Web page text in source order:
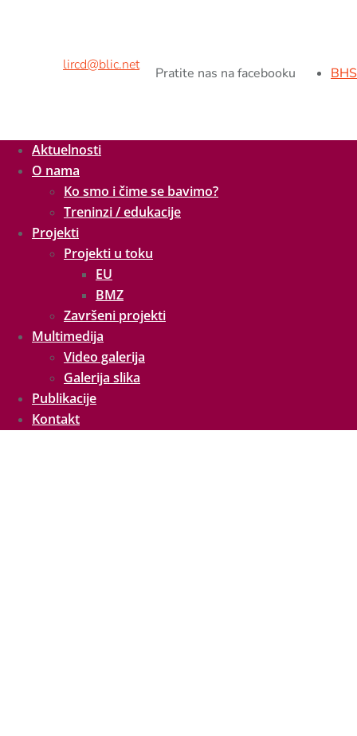
Pratite nas na facebooku BHS
Aktuelnosti
O nama
Ko smo i čime se bavimo?
Treninzi / edukacije
Projekti
Projekti u toku
EU
BMZ
Završeni projekti
Multimedija
Video galerija
Galerija slika
Publikacije
Kontakt
lircd@blic.net